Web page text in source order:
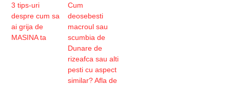
3 tips-uri
despre cum sa
ai grija de
MASINA ta
Cum
deosebesti
macroul sau
scumbia de
Dunare de
rizeafca sau alti
pesti cu aspect
similar? Afla de